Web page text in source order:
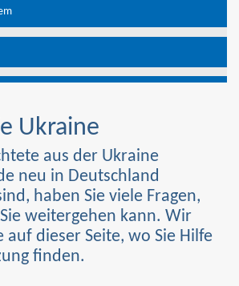
Ukraine
aus der Ukraine
neu in Deutschland
haben Sie viele Fragen,
weitergehen kann. Wir
auf dieser Seite, wo Sie Hilfe
finden.